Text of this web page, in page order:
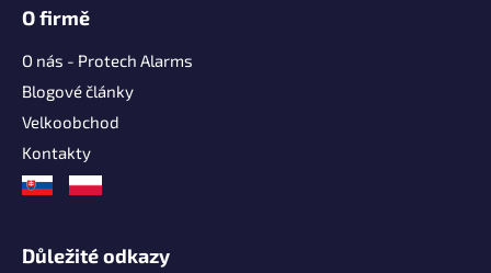
O firmě
O nás - Protech Alarms
Blogové články
Velkoobchod
Kontakty
Důležité odkazy